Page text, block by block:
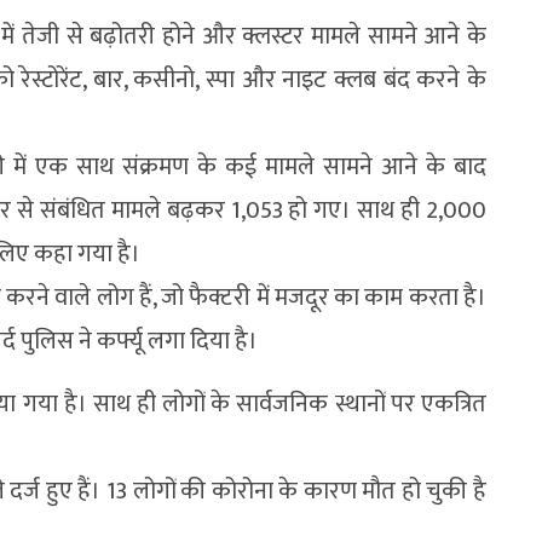
में तेजी से बढ़ोतरी होने और क्लस्टर मामले सामने आने के
रेस्टोरेंट, बार, कसीनो, स्पा और नाइट क्लब बंद करने के
में एक साथ संक्रमण के कई मामले सामने आने के बाद
संबंधित मामले बढ़कर 1,053 हो गए। साथ ही 2,000
कहा गया है।
वाले लोग हैं, जो फैक्टरी में मजदूर का काम करता है।
पुलिस ने कर्फ्यू लगा दिया है।
है। साथ ही लोगों के सार्वजनिक स्थानों पर एकत्रित
हुए हैं। 13 लोगों की कोरोना के कारण मौत हो चुकी है